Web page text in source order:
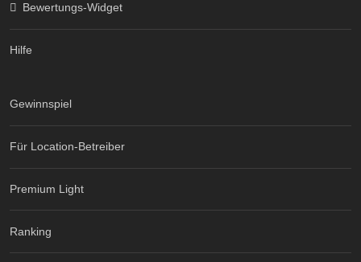
Bewertungs-Widget
Hilfe
Gewinnspiel
Für Location-Betreiber
Premium Light
Ranking